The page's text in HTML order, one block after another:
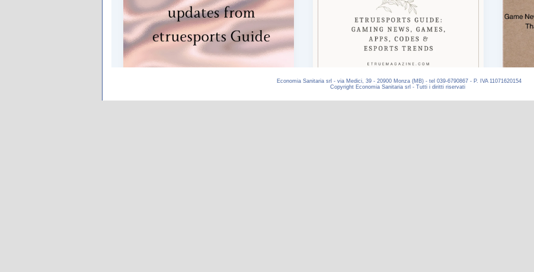
Economia Sanitaria srl - via Medici, 39 - 20900 Monza (MB) - tel 039-6790867 - P. IVA 11071620154
Copyright Economia Sanitaria srl - Tutti i diritti riservati